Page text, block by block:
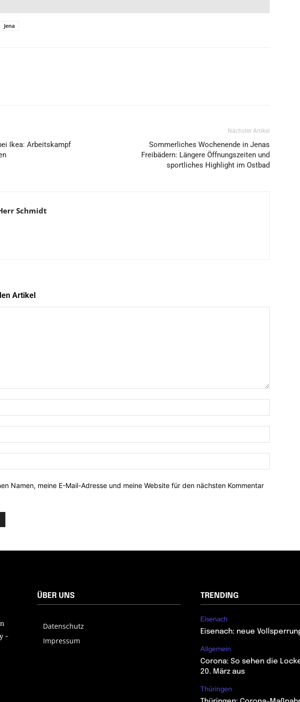
Jena
Ikea: Arbeitskampf
Nächster Artikel
Sommerliches Wochenende in Jenas
Freibädern: Längere Öffnungszeiten und
sportliches Highlight im Ostbad
Schmidt
Artikel
Namen, meine E-Mail-Adresse und meine Website für den nächsten Kommentar
-
ÜBER UNS
Datenschutz
Impressum
TRENDING
Eisenach
Eisenach: neue
Allgemein
Corona: So sehen die
20. März aus
Thüringen